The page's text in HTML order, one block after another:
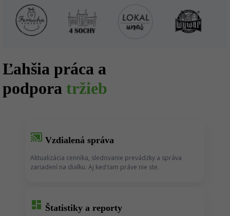
Ľahšia práca a
podpora tržieb
cast_connected Vzdialená správa
Aktualizácia cenníka, sledovanie prevádzky a správa
zariadení na diaľku. Aj keď tam práve nie ste.
dashboard Štatistiky a reporty